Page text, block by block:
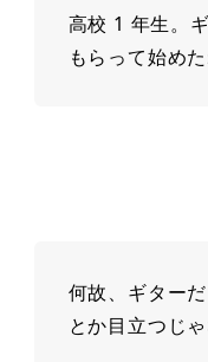
⾼校 1 年⽣。
もらって始めた
何故、ギター
とか⽬⽴つじ